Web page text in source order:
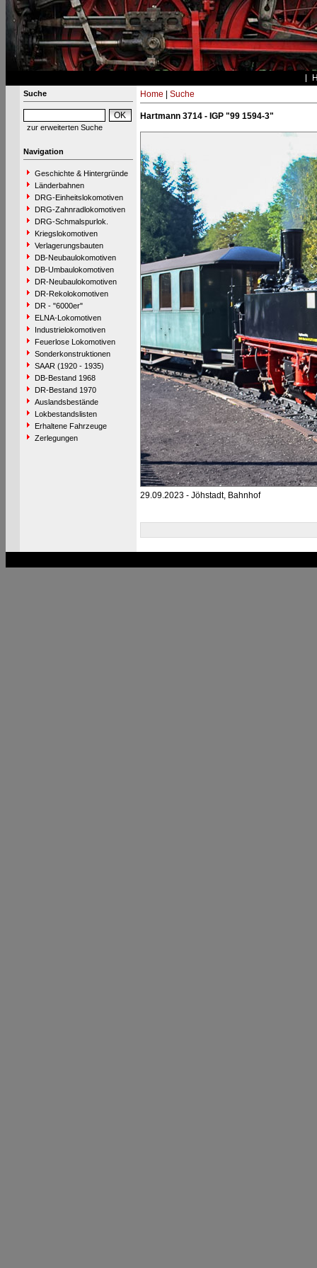
Suche
zur erweiterten Suche
Navigation
Geschichte & Hintergründe
Länderbahnen
DRG-Einheitslokomotiven
DRG-Zahnradlokomotiven
DRG-Schmalspurlok.
Kriegslokomotiven
Verlagerungsbauten
DB-Neubaulokomotiven
DB-Umbaulokomotiven
DR-Neubaulokomotiven
DR-Rekolokomotiven
DR - "6000er"
ELNA-Lokomotiven
Industrielokomotiven
Feuerlose Lokomotiven
Sonderkonstruktionen
SAAR (1920 - 1935)
DB-Bestand 1968
DR-Bestand 1970
Auslandsbestände
Lokbestandslisten
Erhaltene Fahrzeuge
Zerlegungen
Home Suche
Hartmann 3714 - IGP "99 1594-3"
29.09.2023 - Jöhstadt, Bahnhof